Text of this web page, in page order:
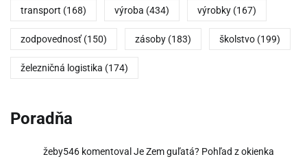
transport (168) výroba (434) výrobky (167)
zodpovednosť (150) zásoby (183) školstvo (199)
železničná logistika (174)
Poradňa
žeby546 komentoval Je Zem guľatá? Pohľad z okienka